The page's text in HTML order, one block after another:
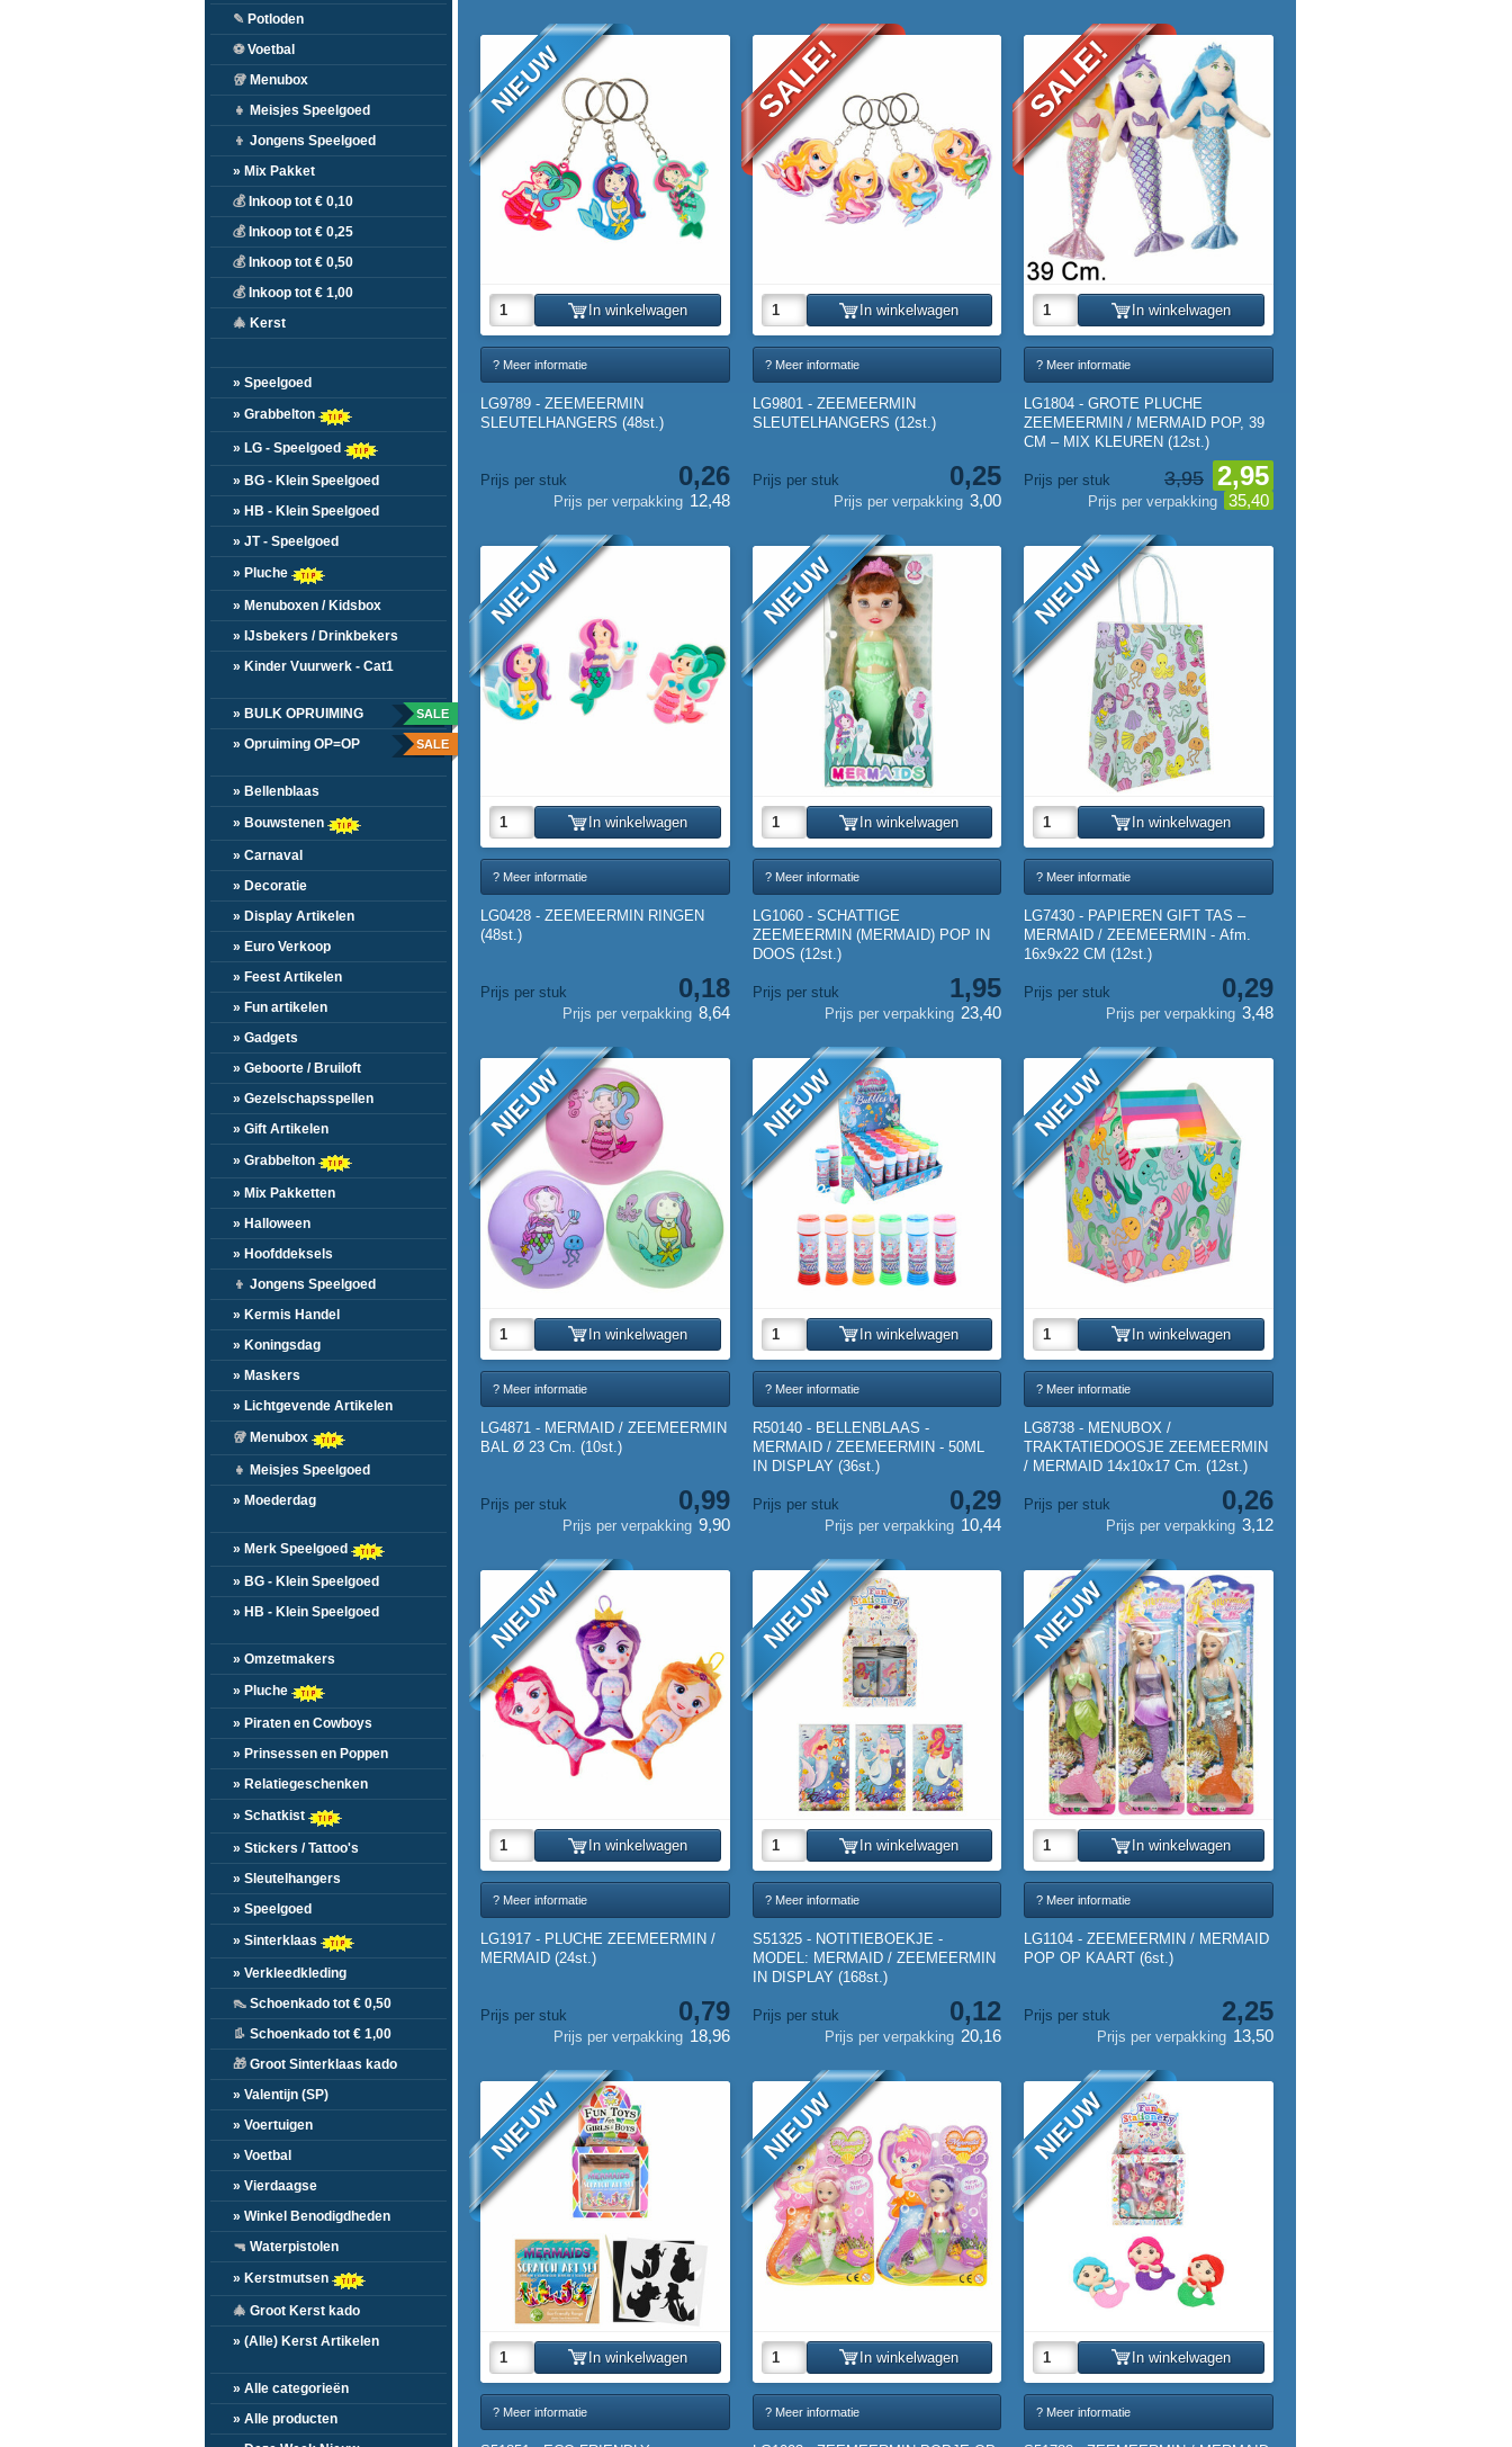
✎ Potloden
⚽Voetbal
🥡 Menubox
👧 Meisjes Speelgoed
👦 Jongens Speelgoed
» Mix Pakket
💰Inkoop tot € 0,10
💰Inkoop tot € 0,25
💰Inkoop tot € 0,50
💰Inkoop tot € 1,00
🎄 Kerst
» Speelgoed
» Grabbelton
» LG - Speelgoed
» BG - Klein Speelgoed
» HB - Klein Speelgoed
» JT - Speelgoed
» Pluche
» Menuboxen / Kidsbox
» IJsbekers / Drinkbekers
» Kinder Vuurwerk - Cat1
» BULK OPRUIMING SALE
» Opruiming OP=OP SALE
» Bellenblaas
» Bouwstenen
» Carnaval
» Decoratie
» Display Artikelen
» Euro Verkoop
» Feest Artikelen
» Fun artikelen
» Gadgets
» Geboorte / Bruiloft
» Gezelschapsspellen
» Gift Artikelen
» Grabbelton
» Mix Pakketten
» Halloween
» Hoofddeksels
👦 Jongens Speelgoed
» Kermis Handel
» Koningsdag
» Maskers
» Lichtgevende Artikelen
🥡 Menubox
👧 Meisjes Speelgoed
» Moederdag
» Merk Speelgoed
» BG - Klein Speelgoed
» HB - Klein Speelgoed
» Omzetmakers
» Pluche
» Piraten en Cowboys
» Prinsessen en Poppen
» Relatiegeschenken
» Schatkist
» Stickers / Tattoo's
» Sleutelhangers
» Speelgoed
» Sinterklaas
» Verkleedkleding
👠 Schoenkado tot € 0,50
👢 Schoenkado tot € 1,00
🎁 Groot Sinterklaas kado
» Valentijn (SP)
» Voertuigen
» Voetbal
» Vierdaagse
» Winkel Benodigdheden
🔫 Waterpistolen
» Kerstmutsen
🎄 Groot Kerst kado
» (Alle) Kerst Artikelen
» Alle categorieën
» Alle producten
NIEUW
In winkelwagen
? Meer informatie
LG9789 - ZEEMEERMIN
SLEUTELHANGERS (48st.)
Prijs per stuk 0,26
Prijs per verpakking 12,48
SALE!
In winkelwagen
? Meer informatie
LG9801 - ZEEMEERMIN
SLEUTELHANGERS (12st.)
Prijs per stuk 0,25
Prijs per verpakking 3,00
SALE!
In winkelwagen
? Meer informatie
LG1804 - GROTE PLUCHE
ZEEMEERMIN / MERMAID POP, 39
CM – MIX KLEUREN (12st.)
Prijs per stuk 3,95 2,95
Prijs per verpakking 35,40
NIEUW
In winkelwagen
? Meer informatie
LG0428 - ZEEMEERMIN RINGEN
(48st.)
Prijs per stuk 0,18
Prijs per verpakking 8,64
NIEUW
In winkelwagen
? Meer informatie
LG1060 - SCHATTIGE
ZEEMEERMIN (MERMAID) POP IN
DOOS (12st.)
Prijs per stuk 1,95
Prijs per verpakking 23,40
NIEUW
In winkelwagen
? Meer informatie
LG7430 - PAPIEREN GIFT TAS –
MERMAID / ZEEMEERMIN - Afm.
16x9x22 CM (12st.)
Prijs per stuk 0,29
Prijs per verpakking 3,48
NIEUW
In winkelwagen
? Meer informatie
LG4871 - MERMAID / ZEEMEERMIN
BAL Ø 23 Cm. (10st.)
Prijs per stuk 0,99
Prijs per verpakking 9,90
NIEUW
In winkelwagen
? Meer informatie
R50140 - BELLENBLAAS -
MERMAID / ZEEMEERMIN - 50ML
IN DISPLAY (36st.)
Prijs per stuk 0,29
Prijs per verpakking 10,44
NIEUW
In winkelwagen
? Meer informatie
LG8738 - MENUBOX /
TRAKTATIEDOOSJE ZEEMEERMIN
/ MERMAID 14x10x17 Cm. (12st.)
Prijs per stuk 0,26
Prijs per verpakking 3,12
NIEUW
In winkelwagen
? Meer informatie
LG1917 - PLUCHE ZEEMEERMIN /
MERMAID (24st.)
Prijs per stuk 0,79
Prijs per verpakking 18,96
NIEUW
In winkelwagen
? Meer informatie
S51325 - NOTITIEBOEKJE -
MODEL: MERMAID / ZEEMEERMIN
IN DISPLAY (168st.)
Prijs per stuk 0,12
Prijs per verpakking 20,16
NIEUW
In winkelwagen
? Meer informatie
LG1104 - ZEEMEERMIN / MERMAID
POP OP KAART (6st.)
Prijs per stuk 2,25
Prijs per verpakking 13,50
NIEUW
In winkelwagen
? Meer informatie
NIEUW
In winkelwagen
? Meer informatie
NIEUW
In winkelwagen
? Meer informatie